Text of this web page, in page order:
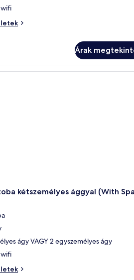
Árak
egy szék és egy kanapé található.
kétszemélyes ággyal (With Spa
ágy VAGY 2 egyszemélyes ágy